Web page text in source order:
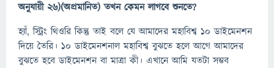
অনুযায়ী ২৬)(অপ্রমানিত) তখন কেমন লাগবে শুনতে?
হ্যাঁ, স্ট্রিং থিওরি কিন্তু তাই বলে যে আমাদের মহাবিশ্ব ১০ ডাইমেনশন
দিয়ে তৈরি। ১০ ডাইমেনশনাল মহাবিশ্ব বুঝতে হলে আগে আমাদের
বুঝতে হবে ডাইমেনশন বা মাত্রা কী। এখানে আমি যতটা সম্ভব